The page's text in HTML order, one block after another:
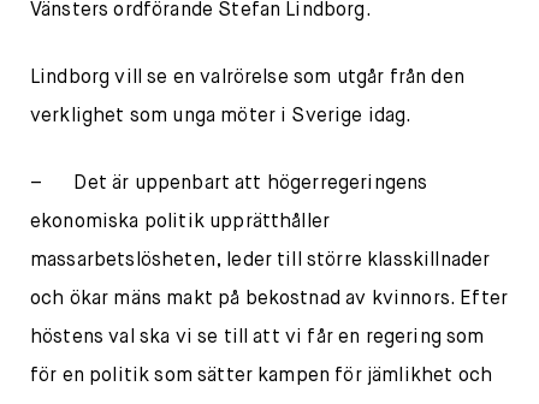
Vänsters ordförande Stefan Lindborg.
Lindborg vill se en valrörelse som utgår från den
verklighet som unga möter i Sverige idag.
– Det är uppenbart att högerregeringens
ekonomiska politik upprätthåller
massarbetslösheten, leder till större klasskillnader
och ökar mäns makt på bekostnad av kvinnors. Efter
höstens val ska vi se till att vi får en regering som
för en politik som sätter kampen för jämlikhet och